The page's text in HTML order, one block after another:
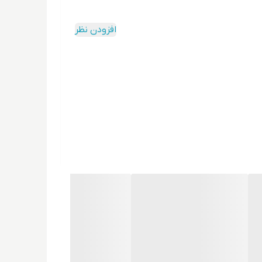
افزودن نظر